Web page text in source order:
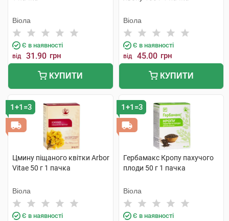
Віола
Є в наявності
від 31.90 грн
КУПИТИ
Віола
Є в наявності
від 45.00 грн
КУПИТИ
1+1=3
Цмину піщаного квітки Arbor
Vitae 50 г 1 пачка
Віола
Є в наявності
1+1=3
Гербамакс Кропу пахучого
плоди 50 г 1 пачка
Віола
Є в наявності